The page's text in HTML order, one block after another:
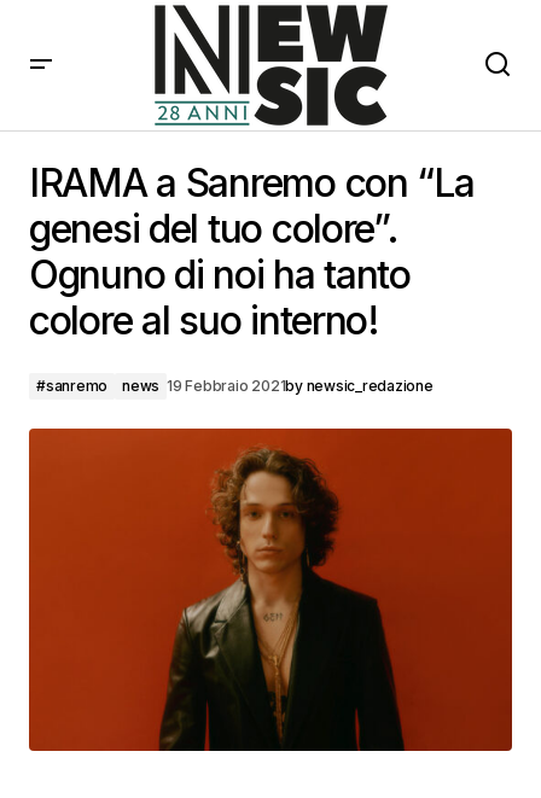
Ognuno di noi ha tanto colore al suo interno!
IRAMA a Sanremo con “La
genesi del tuo colore”.
Ognuno di noi ha tanto
colore al suo interno!
#sanremo news 19 Febbraio 2021by newsic_redazione